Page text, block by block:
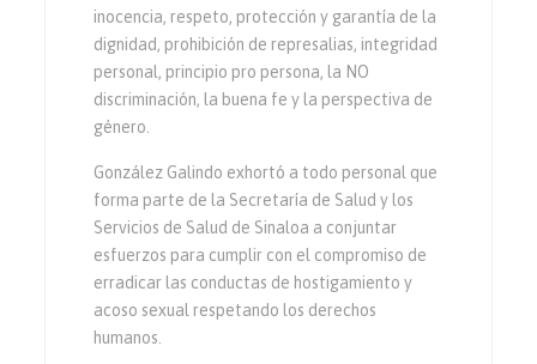
inocencia, respeto, protección y garantía de la
dignidad, prohibición de represalias, integridad
personal, principio pro persona, la NO
discriminación, la buena fe y la perspectiva de
género.
González Galindo exhortó a todo personal que
forma parte de la Secretaría de Salud y los
Servicios de Salud de Sinaloa a conjuntar
esfuerzos para cumplir con el compromiso de
erradicar las conductas de hostigamiento y
acoso sexual respetando los derechos
humanos.